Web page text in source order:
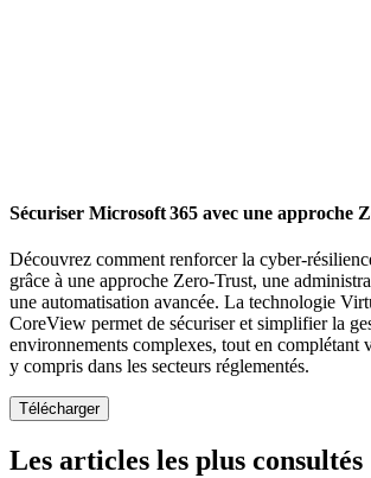
Sécuriser Microsoft 365 avec une approche
Découvrez comment renforcer la cyber-
grâce à une approche Zero-Trust, une
une automatisation avancée. La technologie
CoreView permet de sécuriser et simplifier la
environnements complexes, tout en complétant
y compris dans les secteurs réglementés.
Les articles les plus consultés